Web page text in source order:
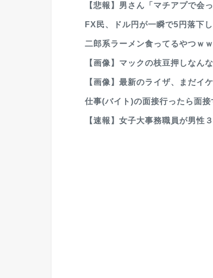
【悲報】男さん「マチアプで会
FX民、ドル円が一瞬で5円落下
二郎系ラーメン食ってるやつｗ
【画像】マックの枝豆押しなん
【画像】最新のライザ、まだイ
仕事(バイト)の面接行ったら面
【速報】女子大事務職員が男性